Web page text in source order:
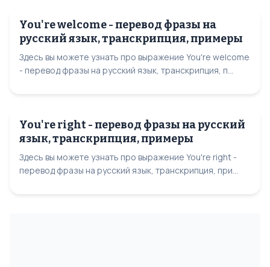
You're welcome - перевод фразы на
русский язык, транскрипция, примеры
Здесь вы можете узнать про выражение You're welcome
- перевод фразы на русский язык, транскрипция, п...
You're right - перевод фразы на русский
язык, транскрипция, примеры
Здесь вы можете узнать про выражение You're right -
перевод фразы на русский язык, транскрипция, при...